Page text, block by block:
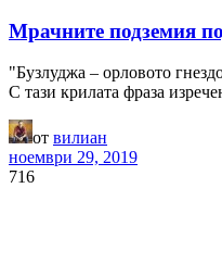
Мрачните подземия
"Бузлуджа – орловото
С тази крилата фраза
от вилиан
ноември 29, 2019
716